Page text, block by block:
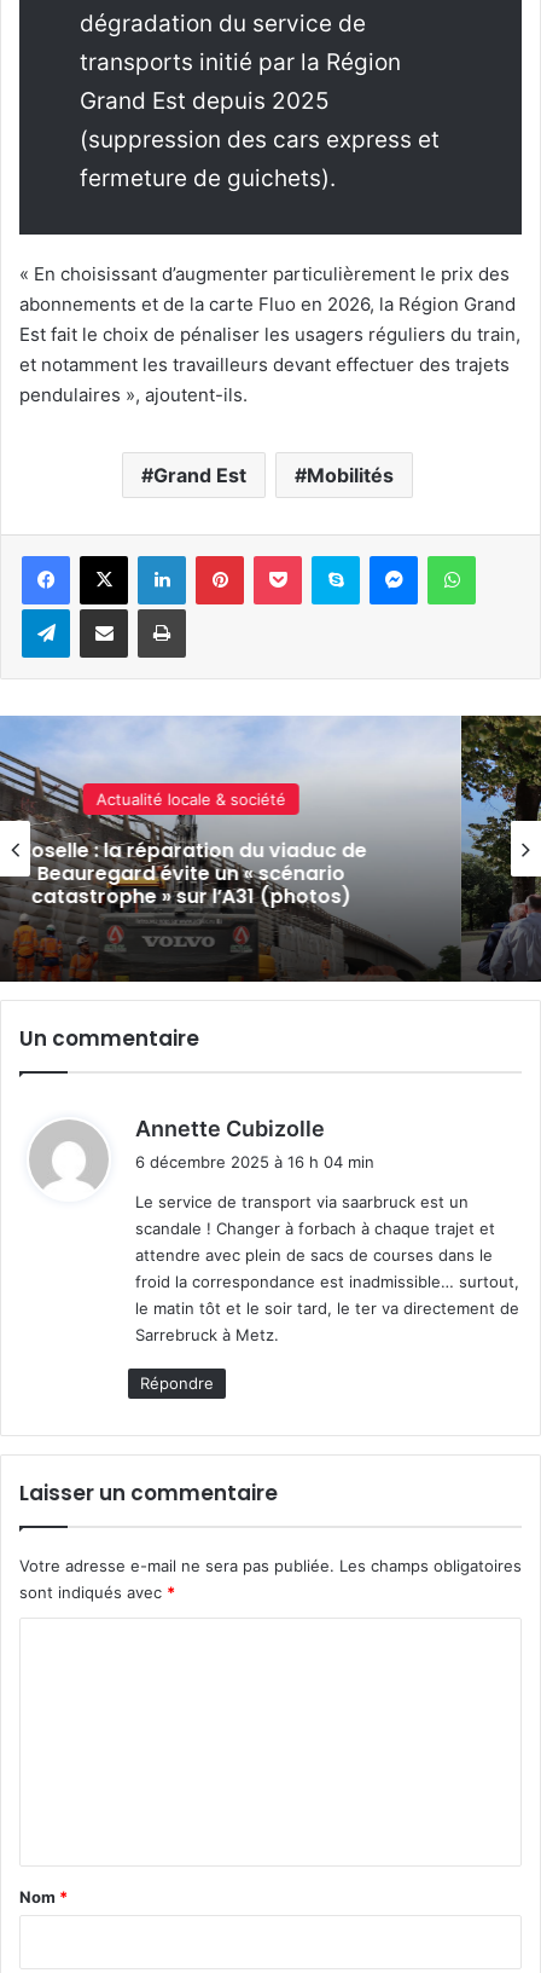
dégradation du service de
transports initié par la Région
Grand Est depuis 2025
(suppression des cars express et
fermeture de guichets).
« En choisissant d’augmenter particulièrement le prix des
abonnements et de la carte Fluo en 2026, la Région Grand
Est fait le choix de pénaliser les usagers réguliers du train,
et notamment les travailleurs devant effectuer des trajets
pendulaires », ajoutent-ils.
Grand Est Mobilités
LinkedinPinterestPocket Skype Messenger
TelegramPartager par e-mail Imprimer
Actualité locale & société
Mettis C à Metz : des travaux
Mazelle dès le 15 juin 2026
Un commentaire
Annette Cubizolle
:
6 décembre 2025 à 16 h 04 min
Le service de transport via saarbruck est un
scandale ! Changer à forbach à chaque trajet et
attendre avec plein de sacs de courses dans le
froid la correspondance est inadmissible… surtout,
le matin tôt et le soir tard, le ter va directement de
Sarrebruck à Metz.
Répondre
Laisser un commentaire
Votre adresse e-mail ne sera pas publiée. Les champs obligatoires
sont indiqués avec *
a
Nom *